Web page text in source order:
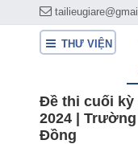
THƯ VIỆN
Đề thi cuối kỳ
2024 |
Đồng